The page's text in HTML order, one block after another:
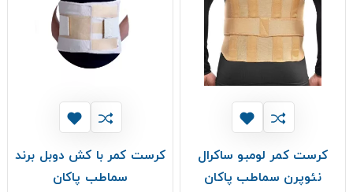
کرست کمر لومبو ساکرال
نئوپرن سماطب پاکان
کرست کمر با کش دوبل برند
سماطب پاکان